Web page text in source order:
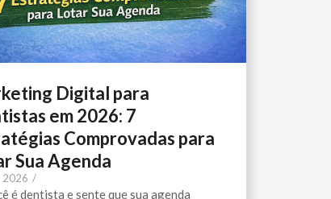
Digital para
em 2026: 7
Comprovadas para
Sua Agenda
2026 /
é dentista e sente que sua agenda